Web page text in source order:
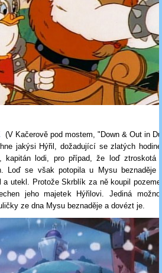
(V Kačerově pod mostem, "Down & Out in
jakýsi Hýřil, dožadující se zlatých
kapitán lodi, pro případ, že loď ztroskotá
Loď se však potopila u Mysu beznaděje
a utekl. Protože Skrblík za ně koupil
jeho majetek Hýřilovi. Jediná
ze dna Mysu beznaděje a dovézt je.